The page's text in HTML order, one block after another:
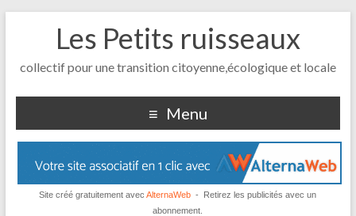
Les Petits ruisseaux
collectif pour une transition citoyenne,écologique et locale
Menu
Site créé gratuitement avecAlternaWeb - Retirez les publicités avec un
abonnement.